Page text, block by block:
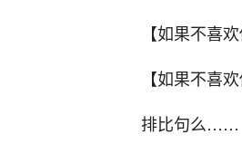
【如果不喜
【如果不喜
排比句么……